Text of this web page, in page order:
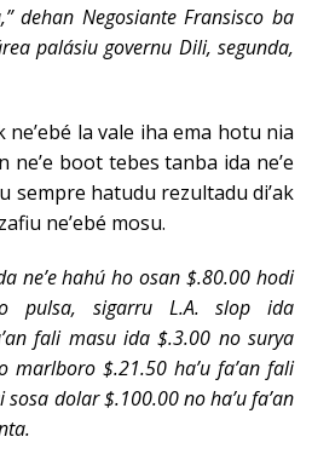
dehan Negosiante Fransisco ba
palásiu governu Dili, segunda,
ne’ebé la vale iha ema hotu nia
ne’e boot tebes tanba ida ne’e
sempre hatudu rezultadu di’ak
ne’ebé mosu.
ne’e hahú ho osan $.80.00 hodi
pulsa, sigarru L.A. slop ida
fali masu ida $.3.00 no surya
marlboro $.21.50 ha’u fa’an fali
dolar $.100.00 no ha’u fa’an